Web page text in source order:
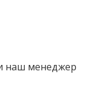
наш менеджер